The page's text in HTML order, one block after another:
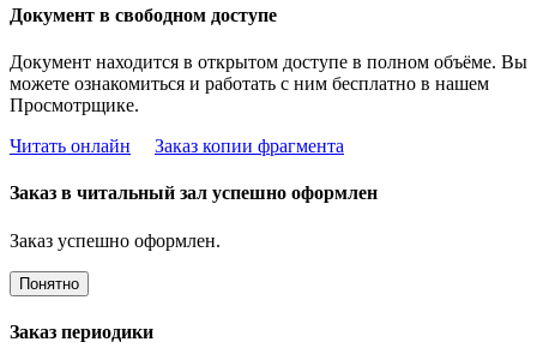
Документ в свободном доступе
Документ находится в открытом доступе в полном объёме. Вы
можете ознакомиться и работать с ним бесплатно в нашем
Просмотрщике.
Читать онлайн
Заказ копии фрагмента
Заказ в читальный зал успешно оформлен
Заказ успешно оформлен.
Понятно
Заказ периодики